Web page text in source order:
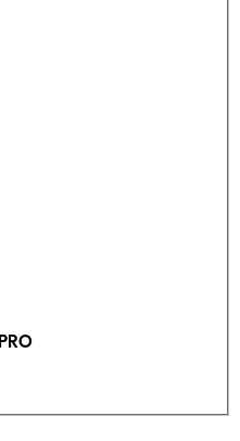
PRO